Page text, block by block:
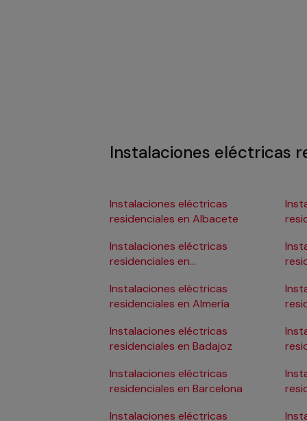
Instalaciones eléctricas
Instalaciones eléctricas
residenciales en Albacete
Instalaciones eléctricas
residenciales en
Instalaciones eléctricas
residenciales en Almería
Instalaciones eléctricas
residenciales en Badajoz
Instalaciones eléctricas
residenciales en Barcelona
Instalaciones eléctricas